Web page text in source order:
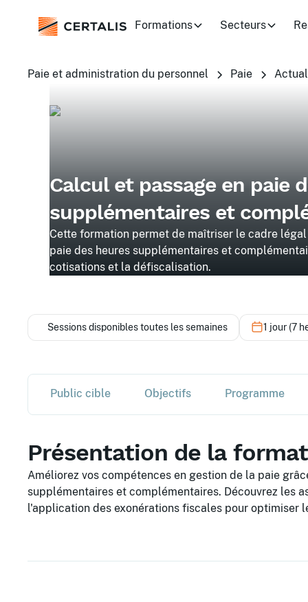
Formations Secteurs
Paie et administration du personnel Paie
Calcul et passage en paie
supplémentaires et
Cette formation permet de maîtriser le cadre
paie des heures supplémentaires et
cotisations et la défiscalisation.
Sessions disponibles toutes les semaines 1 jour (7
Public cible Objectifs Programme
Présentation de la
Améliorez vos compétences en gestion de la paie
supplémentaires et complémentaires. Découvrez les
l'application des exonérations fiscales pour optimiser